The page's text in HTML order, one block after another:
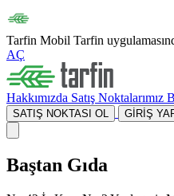
Tarfin Mobil Tarfin
AÇ
Hakkımızda Satış Noktalarımız
SATIŞ NOKTASI OL GİRİŞ
Baştan Gıda